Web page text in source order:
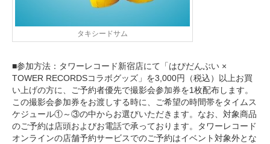
タキシードサム
■参加方法：タワーレコード新宿店にて「はぴだんぶい ×
TOWER RECORDSコラボグッズ」を3,000円（税込）以上お買
い上げの方に、ご予約者優先で撮影会参加券を1枚配布します。
この撮影会参加券をお渡しする時に、ご希望の時間帯をタイムス
ケジュール①～③の中からお選びいただきます。なお、対象商品
のご予約は店頭およびお電話で承っております。タワーレコード
オンラインの店舗予約サービスでのご予約はイベント対象外とな